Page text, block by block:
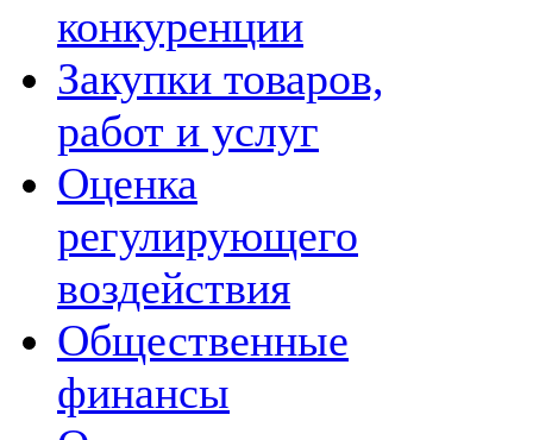
конкуренции
Закупки товаров,
работ и услуг
Оценка
регулирующего
воздействия
Общественные
финансы